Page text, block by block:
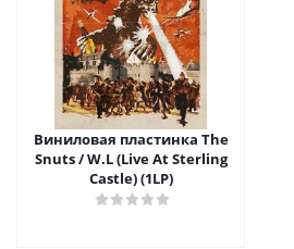
Виниловая пластинка The
Snuts / W.L (Live At Sterling
Castle) (1LP)